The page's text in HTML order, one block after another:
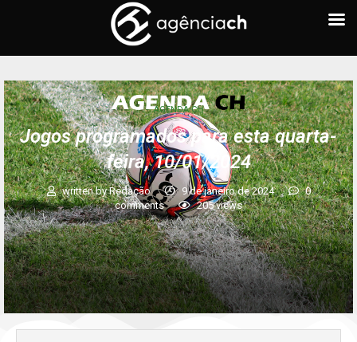
AGENDA CH
Jogos programados para esta quarta-
feira, 10/01/2024
written byRedação 9 de janeiro de 2024
0
comments
205views